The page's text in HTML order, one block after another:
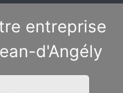
entreprise
d'Angély